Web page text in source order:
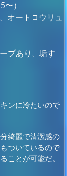
）
オートロウリュ
プあり、垢す
ンに冷たいので
綺麗で清潔感の
ついているので
ことが可能だ。